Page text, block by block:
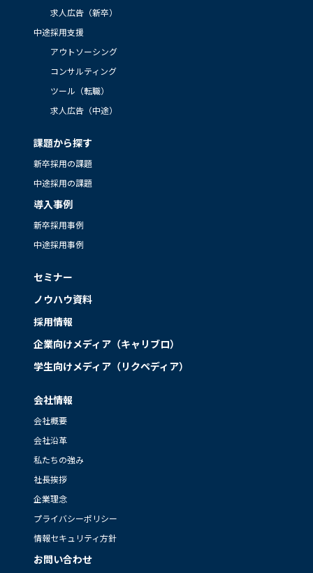
求人広告（新卒）
中途採用支援
アウトソーシング
コンサルティング
ツール（転職）
求人広告（中途）
課題から探す
新卒採用の課題
中途採用の課題
導入事例
新卒採用事例
中途採用事例
セミナー
ノウハウ資料
採用情報
企業向けメディア（キャリブロ）
学生向けメディア（リクペディア）
会社情報
会社概要
会社沿革
私たちの強み
社長挨拶
企業理念
プライバシーポリシー
情報セキュリティ方針
お問い合わせ